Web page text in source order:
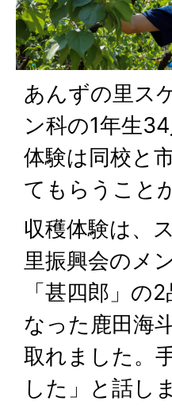
あんずの里ス
ン科の1年生
体験は同校と
てもらうこと
収穫体験は、
里振興会のメ
「甚四郎」の
なった鹿田海
取れました。
した」と話し